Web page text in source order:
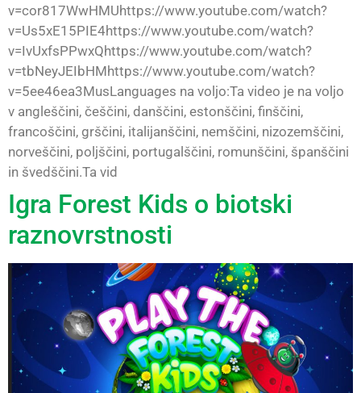
v=cor817WwHMUhttps://www.youtube.com/watch?
v=Us5xE15PIE4https://www.youtube.com/watch?
v=IvUxfsPPwxQhttps://www.youtube.com/watch?
v=tbNeyJEIbHMhttps://www.youtube.com/watch?
v=5ee46ea3MusLanguages na voljo:Ta video je na voljo
v angleščini, češčini, danščini, estonščini, finščini,
francoščini, grščini, italijanščini, nemščini, nizozemščini,
norveščini, poljščini, portugalščini, romunščini, španščini
in švedščini.Ta vid
Igra Forest Kids o biotski
raznovrstnosti